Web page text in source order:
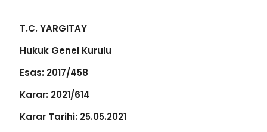
T.C. YARGITAY
Hukuk Genel Kurulu
Esas: 2017/458
Karar: 2021/614
Karar Tarihi: 25.05.2021